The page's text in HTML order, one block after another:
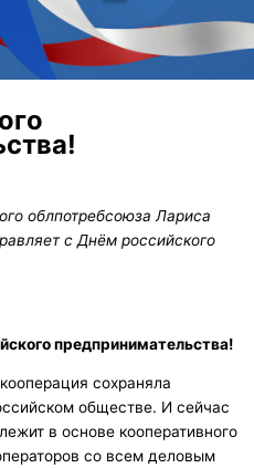
облпотребсоюза Лариса
с Днём российского
предпринимательства!
сохраняла
обществе. И сейчас
в основе кооперативного
со всем деловым